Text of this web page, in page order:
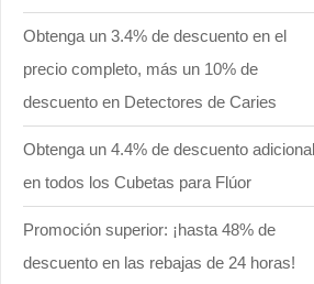
Obtenga un 3.4% de descuento en el
precio completo, más un 10% de
descuento en Detectores de Caries
Obtenga un 4.4% de descuento adicional
en todos los Cubetas para Flúor
Promoción superior: ¡hasta 48% de
descuento en las rebajas de 24 horas!